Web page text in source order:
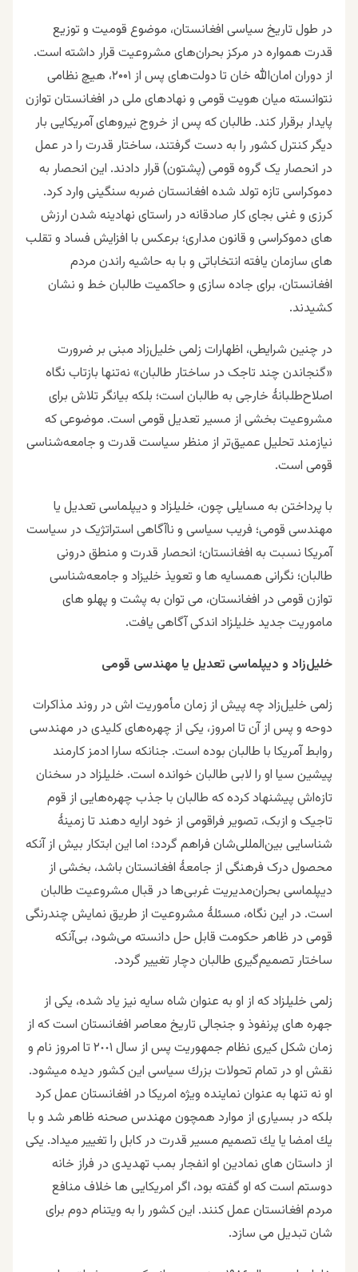
در طول تاریخ سیاسی افغانستان، موضوع قومیت و توزیع
قدرت همواره در مرکز بحران‌های مشروعیت قرار داشته است.
از دوران امان‌الله خان تا دولت‌های پس از ۲۰۰۱، هیچ نظامی
نتوانسته میان هویت قومی و نهادهای ملی در افغانستان توازن
پایدار برقرار کند. طالبان که پس از خروج نیروهای آمریکایی بار
دیگر کنترل کشور را به‌ دست گرفتند، ساختار قدرت را در عمل
در انحصار یک گروه قومی (پشتون) قرار دادند. این انحصار به
دموکراسی تازه تولد شده افغانستان ضربه سنگینی وارد کرد.
کرزی و غنی بجای کار صادقانه در راستای نهادینه شدن ارزش
های دموکراسی و قانون مداری؛ برعکس با افزایش فساد و تقلب
های سازمان یافته انتخاباتی و با به حاشیه راندن مردم
افغانستان، برای جاده سازی و حاکمیت طالبان خط و نشان
کشیدند.
در چنین شرایطی، اظهارات زلمی خلیل‌زاد مبنی بر ضرورت
«گنجاندن چند تاجک در ساختار طالبان» نه‌تنها بازتاب نگاه
اصلاح‌طلبانهٔ خارجی به طالبان است؛ بلکه بیانگر تلاش برای
مشروعیت‌ بخشی از مسیر تعدیل قومی است. موضوعی که
نیازمند تحلیل عمیق‌تر از منظر سیاست قدرت و جامعه‌شناسی
قومی است.
با پرداختن به مسایلی چون، خلیلزاد و دیپلماسی تعدیل یا
مهندسی قومی؛ فریب سیاسی و ناآگاهی استراتژیک در سیاست
آمریکا نسبت به افغانستان؛ انحصار قدرت و منطق درونی
طالبان؛ نگرانی همسایه ها و تعویذ خلیزاد و جامعه‌شناسی
توازن قومی در افغانستان، می توان به پشت و پهلو های
ماموریت جدید خلیلزاد اندکی آگاهی یافت.
خلیل‌زاد و دیپلماسی تعدیل یا مهندسی قومی
زلمی خلیل‌زاد چه پیش از زمان مأموریت اش در روند مذاکرات
دوحه و پس از آن تا امروز، یکی از چهره‌های کلیدی در مهندسی
روابط آمریکا با طالبان بوده است. جنانکه سارا ادمز کارمند
پیشین سیا او را لابی طالبان خوانده است. خلیلزاد در سخنان
تازه‌اش پیشنهاد کرده که طالبان با جذب چهره‌هایی از قوم
تاجیک و ازبک، تصویر فراقومی از خود ارایه دهند تا زمینهٔ
شناسایی بین‌المللی‌شان فراهم گردد؛ اما این ابتکار بیش از آنکه
محصول درک فرهنگی از جامعهٔ افغانستان باشد، بخشی از
دیپلماسی بحران‌مدیریت غربی‌ها در قبال مشروعیت طالبان
است. در این نگاه، مسئلهٔ مشروعیت از طریق نمایش چندرنگی
قومی در ظاهر حکومت قابل حل دانسته می‌شود، بی‌آنکه
ساختار تصمیم‌گیری طالبان دچار تغییر گردد.
زلمى خليلزاد که از او به عنوان شاه سایه نیز یاد شده، يكى از
جهره هاى پرنفوذ و جنجالى تاريخ معاصر افغانستان است كه از
زمان شكل كيرى نظام جمهوريت پس از سال ٢٠٠١ تا امروز نام و
نقش او در تمام تحولات بزرك سياسى این كشور ديده ميشود.
او نه تنها به عنوان نماينده ويژه امريكا در افغانستان عمل كرد
بلكه در بسيارى از موارد همچون مهندس صحنه ظاهر شد و با
يك امضا يا يك تصميم مسير قدرت در كابل را تغيير ميداد. یکی
از داستان های نمادین او انفجار بمب تهدیدی در فراز خانه
دوستم است که او گفته بود، اگر امریکایی ها خلاف منافع
مردم افغانستان عمل کنند. این کشور را به ویتنام دوم برای
شان تبدیل می سازد.